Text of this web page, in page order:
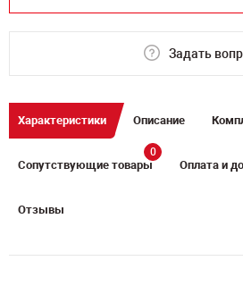
Задать
Характеристики Описание
Сопутствующие товары
0
Оплата и
Отзывы